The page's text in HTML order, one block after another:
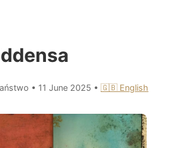
• 11 June 2025 • 🇬🇧 English